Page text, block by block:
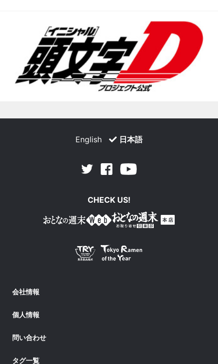
English 日本語
Twitter Facebook
CHECK US!
会社情報
個人情報
問い合わせ
タグ一覧